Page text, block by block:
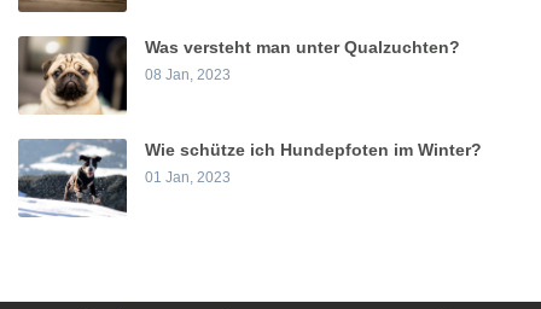
Was versteht man unter Qualzuchten?
08 Jan, 2023
Wie schütze ich Hundepfoten im Winter?
01 Jan, 2023